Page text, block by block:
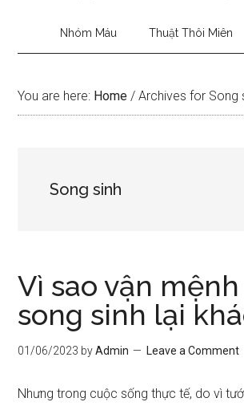
Nhóm Máu Thuật Thôi Miên
You are here: Home / Archives for Song
Song sinh
Vì sao vận
song sinh lại
01/06/2023 byAdmin Leave a Comment
Nhưng trong cuộc sống thực tế, do vì